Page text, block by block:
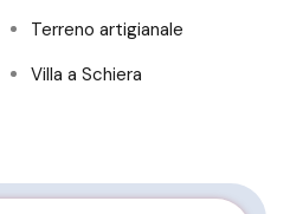
Terreno artigianale
Villa a Schiera